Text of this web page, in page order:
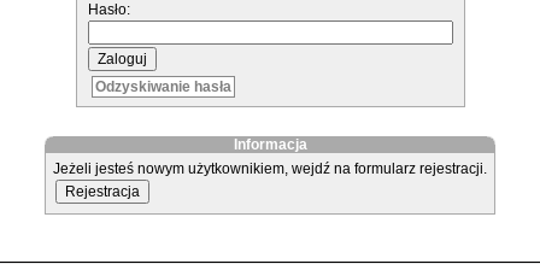
Hasło:
Odzyskiwanie hasła
Informacja
Jeżeli jesteś nowym użytkownikiem, wejdź na formularz rejestracji.